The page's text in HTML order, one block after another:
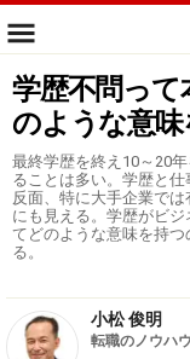
学歴不問って
のような意
最終学歴を終え10～20
ることは多い。学歴と
反面、特に大手企業で
にも見える。学歴がビ
てどのような意味を持
る。
小松 俊明
転職のノウハ